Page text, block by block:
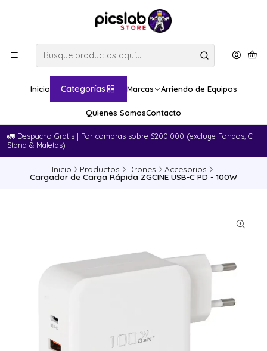
Inicio Categorías Marcas Arriendo de Equipos
Quienes SomosContacto
🚛​ Despacho Gratis | Por compras sobre $200.000 (excluye Fondos, C -
Stand & Maletas)
Inicio Productos Drones Accesorios
Cargador de Carga Rápida ZGCINE USB-C PD - 100W